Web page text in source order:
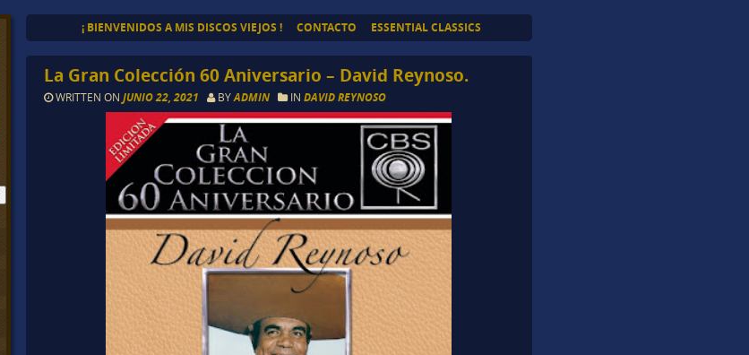
¡ BIENVENIDOS A MIS DISCOS VIEJOS ! CONTACTO ESSENTIAL CLASSICS
La Gran Colección 60 Aniversario – David Reynoso.
WRITTEN ONJUNIO 22, 2021 BYADMIN INDAVID REYNOSO